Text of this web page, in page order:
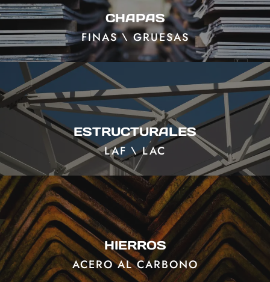
CHAPAS
FINAS \ GRUESAS
ESTRUCTURALES
LAF \ LAC
HIERROS
ACERO AL CARBONO